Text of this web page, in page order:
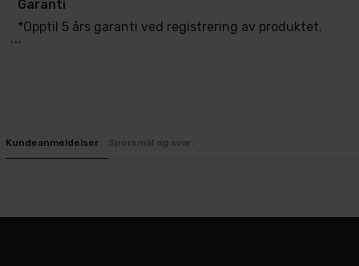
Garanti
*Opptil 5 års garanti ved registrering av produktet.
```
Kundeanmeldelser Spørsmål og svar: